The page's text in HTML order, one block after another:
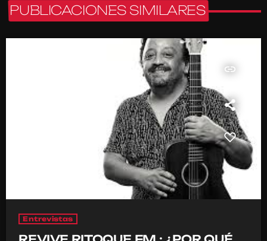
PUBLICACIONES SIMILARES
insert_link
Entrevistas